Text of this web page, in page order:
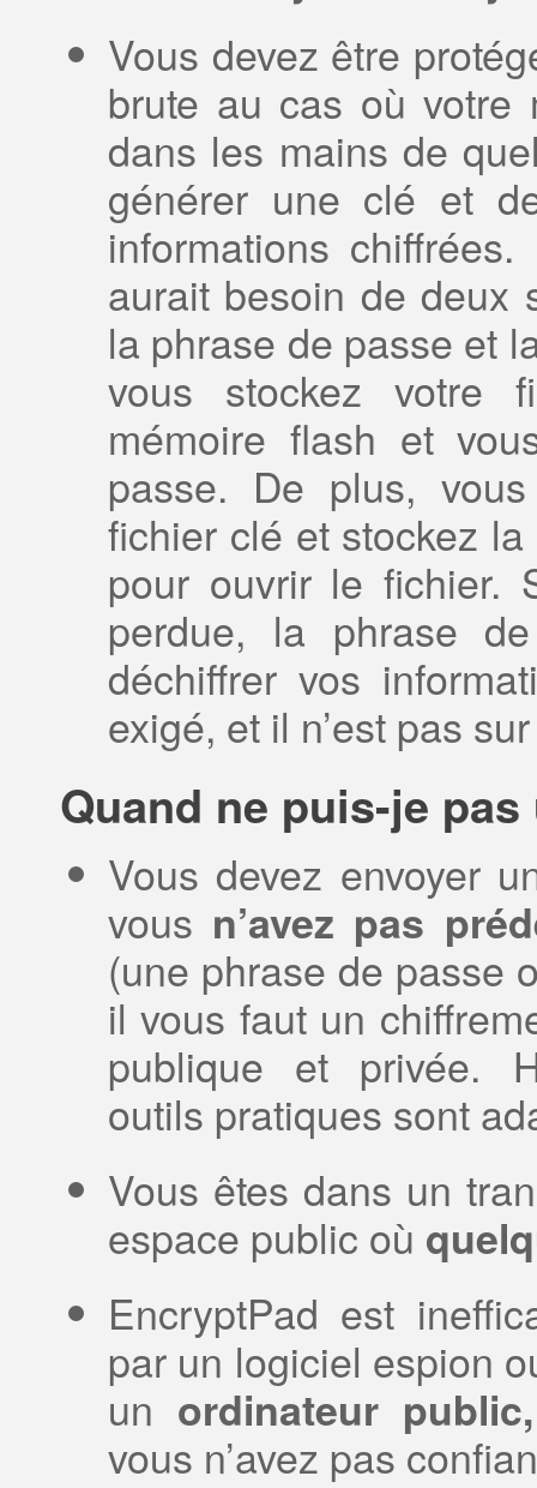
Vous devez être
brute au cas où votre
dans les mains de
générer une clé et
informations
aurait besoin de deux
la phrase de passe et
vous stockez votre
mémoire flash et
passe. De plus,
fichier clé et stockez
pour ouvrir le fichier.
perdue, la phrase
déchiffrer vos
exigé, et il n’est pas
Quand ne puis-je
Vous devez envoyer
vous n’avez pas
(une phrase de passe
il vous faut un
publique et privée.
outils pratiques sont
Vous êtes dans un
espace public où
EncryptPad est
par un logiciel espion
un ordinateur
vous n’avez pas